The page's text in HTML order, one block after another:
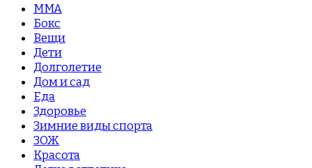
MMA
Бокс
Вещи
Дети
Долголетие
Дом и сад
Еда
Здоровье
Зимние виды спорта
ЗОЖ
Красота